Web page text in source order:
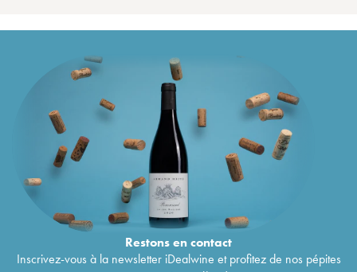
Restons encontact
Inscrivez-vous à la newsletter iDealwine et profitez de nos pépites